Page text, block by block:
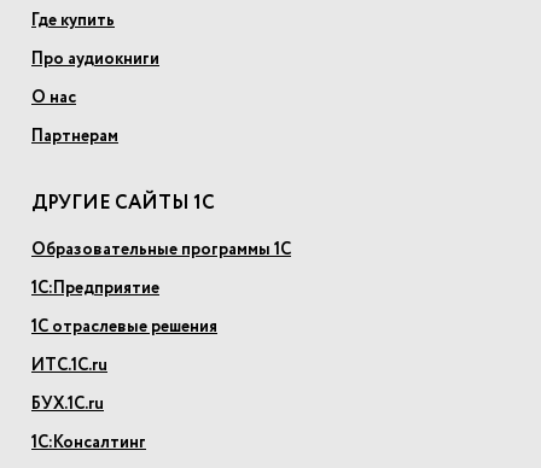
Где купить
Про аудиокниги
О нас
Партнерам
ДРУГИЕ САЙТЫ 1С
Образовательные программы 1С
1С:Предприятие
1С отраслевые решения
ИТС.1С.ru
БУХ.1С.ru
1С:Консалтинг